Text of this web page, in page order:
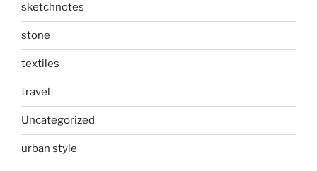
sketchnotes
stone
textiles
travel
Uncategorized
urban style